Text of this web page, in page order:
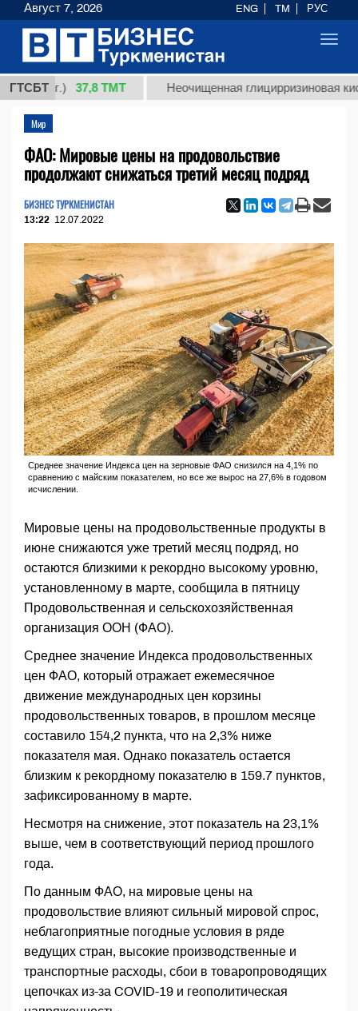
ГТСБТ37,8 ТМТ Неочищенная глицирризиновая кислота
Мир
ФАО: Мировые цены на продовольствие
продолжают снижаться третий месяц подряд
БИЗНЕС ТУРКМЕНИСТАН
13:22 12.07.2022
Среднее значение Индекса цен на зерновые ФАО снизился на 4,1% по
сравнению с майским показателем, но все же вырос на 27,6% в годовом
исчислении.
Мировые цены на продовольственные продукты в
июне снижаются уже третий месяц подряд, но
остаются близкими к рекордно высокому уровню,
установленному в марте, сообщила в пятницу
Продовольственная и сельскохозяйственная
организация ООН (ФАО).
Среднее значение Индекса продовольственных
цен ФАО, который отражает ежемесячное
движение международных цен корзины
продовольственных товаров, в прошлом месяце
составило 154,2 пункта, что на 2,3% ниже
показателя мая. Однако показатель остается
близким к рекордному показателю в 159.7 пунктов,
зафиксированному в марте.
Несмотря на снижение, этот показатель на 23,1%
выше, чем в соответствующий период прошлого
года.
По данным ФАО, на мировые цены на
продовольствие влияют сильный мировой спрос,
неблагоприятные погодные условия в ряде
ведущих стран, высокие производственные и
транспортные расходы, сбои в товаропроводящих
цепочках из-за COVID-19 и геополитическая
Август 7, 2026 ENG TM РУС